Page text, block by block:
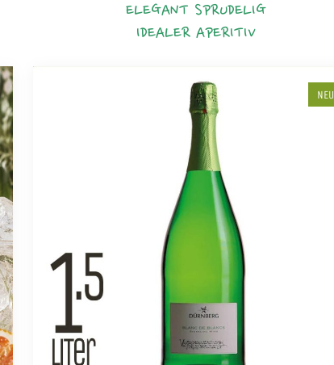
ELEGANT SPRUDELIG
IDEALER APERITIV
NEU